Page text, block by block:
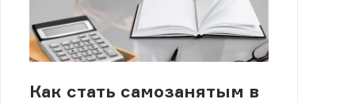
Как стать самозанятым в